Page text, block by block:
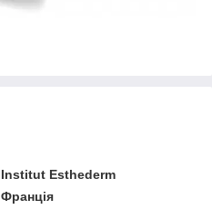
Institut Esthederm
Франція